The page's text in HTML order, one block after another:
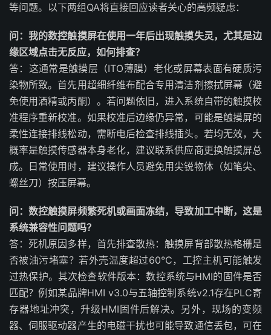
等问题。以下两组QA将直接回应读者关心的高频疑虑：
问：我的数控触摸屏在使用一年后出现触摸失灵，尤其是边
缘区域点击无反应，如何排查？
答：这通常是触摸层（ITO薄膜）老化或屏幕表面有硬质污
染物所致。首先用超细纤维布配合专用清洁剂擦拭屏幕（避
免使用酒精或丙酮）。若问题依旧，进入系统自带的触摸校
准程序重新校准。如果校准后边缘仍异常，可能是触摸屏的
柔性连接排线松动，需断电后检查排线插头。若均无效，大
概率是触摸传感器本身老化，建议联系供应商更换触摸屏总
成。日常使用时，建议操作人员避免用尖锐物体（如笔尖、
螺丝刀）按压屏幕。
问：数控触摸屏频繁死机或画面冻结，导致加工中断，这是
系统兼容性问题吗？
答：死机原因多样，首先排查散热：触摸屏背部散热格栅是
否被油污堵塞？若外壳温度超过60°C，工控主机可能触发
过热保护。其次检查软件版本：数控系统与HMI的固件是否
匹配？例如某品牌HMI v3.0与五轴控制系统v2.1存在PLC寄
存器地址冲突，升级HMI固件后解决。另外，现场的变频
器、伺服驱动器产生的电磁干扰也可能导致通信丢包，可在